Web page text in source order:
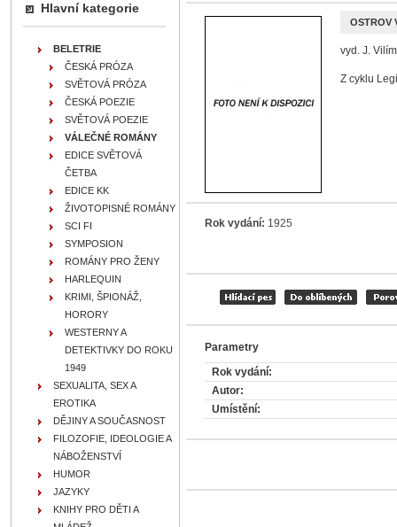
OSTROV
vyd. J.
Z cyklu
Rok vydání: 1925
Parametry
Rok vydání:
Autor:
Umístění:
Hlavní kategorie
BELETRIE
ČESKÁ PRÓZA
SVĚTOVÁ PRÓZA
ČESKÁ POEZIE
SVĚTOVÁ POEZIE
VÁLEČNÉ ROMÁNY
EDICE SVĚTOVÁ
ČETBA
EDICE KK
ŽIVOTOPISNÉ ROMÁNY
SCI FI
SYMPOSION
ROMÁNY PRO ŽENY
HARLEQUIN
KRIMI, ŠPIONÁŽ,
HORORY
WESTERNY A
DETEKTIVKY DO ROKU
1949
SEXUALITA, SEX A
EROTIKA
DĚJINY A SOUČASNOST
FILOZOFIE, IDEOLOGIE A
NÁBOŽENSTVÍ
HUMOR
JAZYKY
KNIHY PRO DĚTI A